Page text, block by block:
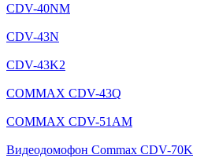
CDV-40NM
CDV-43N
CDV-43K2
COMMAX CDV-43Q
COMMAX CDV-51AM
Видеодомофон Commax CDV-70K